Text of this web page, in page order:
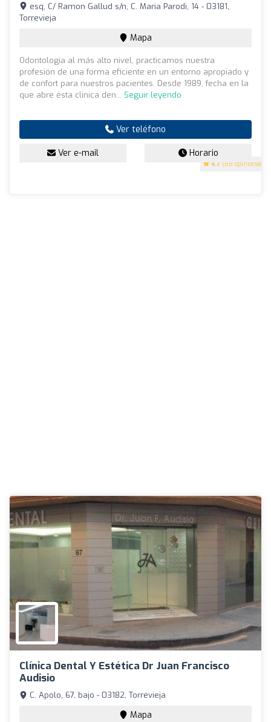
4.7 (88 opiniones)
esq, C/ Ramon Gallud s/n, C. Maria Parodi, 14 - 03181,
Torrevieja
Mapa
Odontología al más alto nivel, practicamos nuestra
profesión de una forma eficiente en un entorno apropiado y
de confort para nuestros pacientes. Desde 1989, fecha en la
que abre ésta clinica den... Seguir leyendo
Ver teléfono
Ver e-mail Horario
Clínica Dental Y Estética Dr Juan Francisco
Audisio
C. Apolo, 67, bajo - 03182, Torrevieja
Mapa